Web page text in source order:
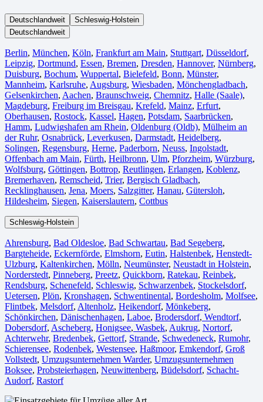
Deutschlandweit
Schleswig-Holstein
Deutschlandweit
Berlin⁠, München, Köln⁠, Frankfurt am Main, Stuttgart, Düsseldorf,
Leipzig, Dortmund, Essen, Bremen, Dresden, Hannover, Nürnberg,
Duisburg⁠, Bochum, Wuppertal⁠, Bielefeld⁠, Bonn⁠, Münster⁠,
Mannheim, Karlsruhe, Augsburg, Wiesbaden⁠, Mönchengladbach⁠,
Gelsenkirchen⁠, Aachen⁠, Braunschweig, Chemnitz⁠, Halle (Saale)⁠,
Magdeburg, Freiburg im Breisgau⁠, Krefeld⁠, Mainz⁠, Erfurt,
Oberhausen⁠, Rostock⁠, Kassel⁠, Hagen, Potsdam, Saarbrücken⁠,
Hamm, Ludwigshafen am Rhein⁠, Oldenburg (Oldb), Mülheim an
der Ruhr, Osnabrück⁠, Leverkusen, Darmstadt⁠, Heidelberg,
Solingen, Regensburg, Herne⁠, Paderborn, Neuss, Ingolstadt,
Offenbach am Main, Fürth⁠, Heilbronn, Ulm⁠, Pforzheim, Würzburg,
Wolfsburg⁠, Göttingen, Bottrop, Reutlingen, Erlangen⁠, Koblenz,
Bremerhaven⁠, Remscheid, Trier⁠, Bergisch Gladbach,
Recklinghausen, Jena⁠, Moers⁠, Salzgitter⁠, Hanau, Gütersloh,
Hildesheim⁠, Siegen⁠, Kaiserslautern⁠, Cottbus⁠
Schleswig-Holstein
Ahrensburg, Bad Oldesloe, Bad Schwartau, Bad Segeberg,
Bargteheide, Eckernförde, Elmshorn, Eutin, Halstenbek, Henstedt-
Ulzburg, Kaltenkirchen, Mölln, Neumünster, Neustadt in Holstein,
Norderstedt, Pinneberg, Preetz, Quickborn, Ratekau, Reinbek,
Rendsburg, Schenefeld, Schleswig, Schwarzenbek, Stockelsdorf,
Uetersen, Plön, Kronshagen, Schwentinental, Bordesholm, Molfsee,
Flintbek, Melsdorf, Altenholz, Heikendorf, Mönkeberg,
Schönkirchen, Dänischenhagen, Laboe, Brodersdorf, Wendtorf,
Dobersdorf, Ascheberg, Honigsee, Wasbek, Aukrug, Nortorf,
Achterwehr, Bredenbek, Gettorf, Strande, Schwedeneck, Rumohr,
Schierensee, Rodenbek, Westensee, Haßmoor, Emkendorf, Groß
Vollstedt, Umzugsunternehmen Warder, Umzugsunternehmen
Boksee, Probsteierhagen, Neuwittenberg, Büdelsdorf, Schacht-
Audorf, Rastorf